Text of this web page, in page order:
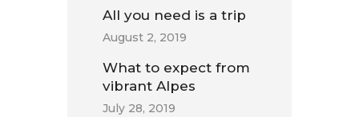
All you need is a trip
August 2, 2019
What to expect from
vibrant Alpes
July 28, 2019